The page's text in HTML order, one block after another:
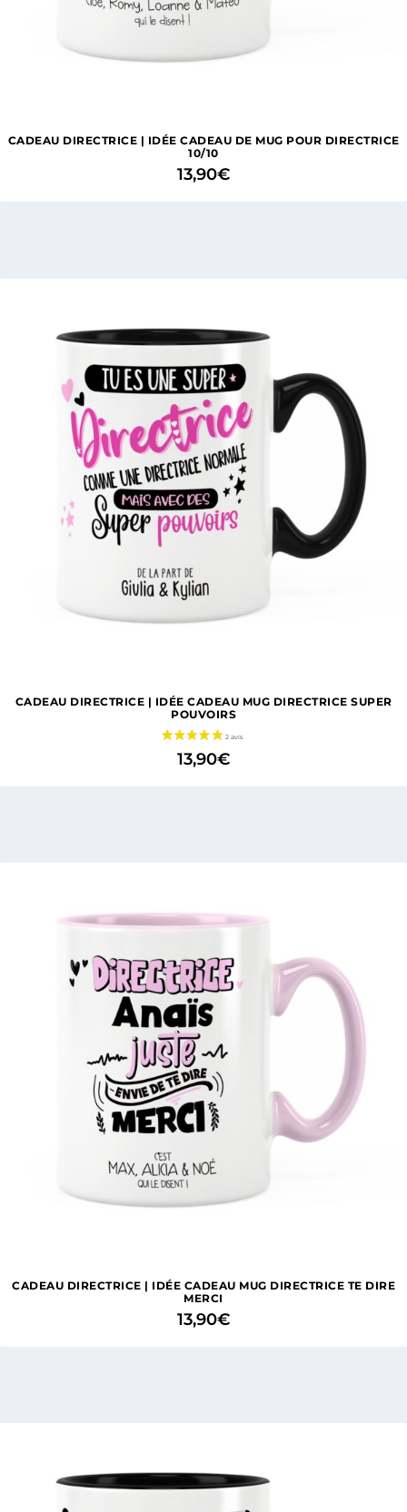
CADEAU DIRECTRICE | IDÉE CADEAU DE MUG POUR DIRECTRICE
10/10
13,90€
CADEAU DIRECTRICE | IDÉE CADEAU MUG DIRECTRICE SUPER
POUVOIRS
13,90€
CADEAU DIRECTRICE | IDÉE CADEAU MUG DIRECTRICE TE DIRE
MERCI
13,90€